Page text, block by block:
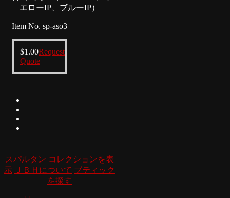
エローIP、ブルーIP）
Item No. sp-aso3
$1.00Request
Quote
スパルタン コレクションを表
示
ＪＢＨについて ブティック
を探す